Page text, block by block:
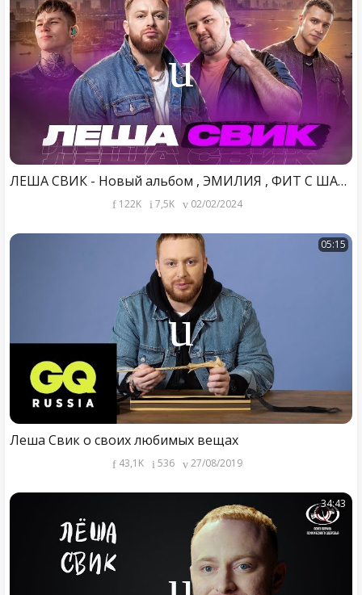
ЛЕША СВИК - Новый альбом , ЭМИЛИЯ , ФИТ С ШАМАНОМ, ПРОБЛЕМЫ В СЕМЬЕ ! NILETTO ИЛИ МАЙАМИ ?
122K 7,5K 02/02/2024
05:15
Леша Свик о своих любимых вещах
43,1K 536 27/08/2019
34:43